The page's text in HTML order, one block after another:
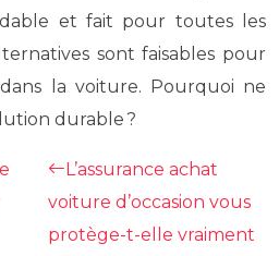
et fait pour toutes les
sont faisables pour
la voiture. Pourquoi ne
durable ?
L’assurance achat
voiture d’occasion vous
protège-t-elle vraiment